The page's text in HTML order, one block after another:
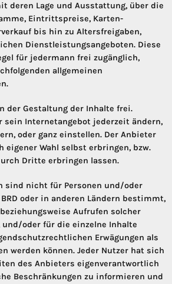
deren Lage und Ausstattung, über die
Eintrittspreise, Karten-
bis hin zu Altersfreigaben,
Dienstleistungsangeboten. Diese
für jedermann frei zugänglich,
allgemeinen
der Gestaltung der Inhalte frei.
sein Internetangebot jederzeit ändern,
oder ganz einstellen. Der Anbieter
eigener Wahl selbst erbringen, bzw.
Dritte erbringen lassen.
sind nicht für Personen und/oder
oder in anderen Ländern bestimmt,
Aufrufen solcher
oder für die einzelne Inhalte
Erwägungen als
werden können. Jeder Nutzer hat sich
des Anbieters eigenverantwortlich
Beschränkungen zu informieren und